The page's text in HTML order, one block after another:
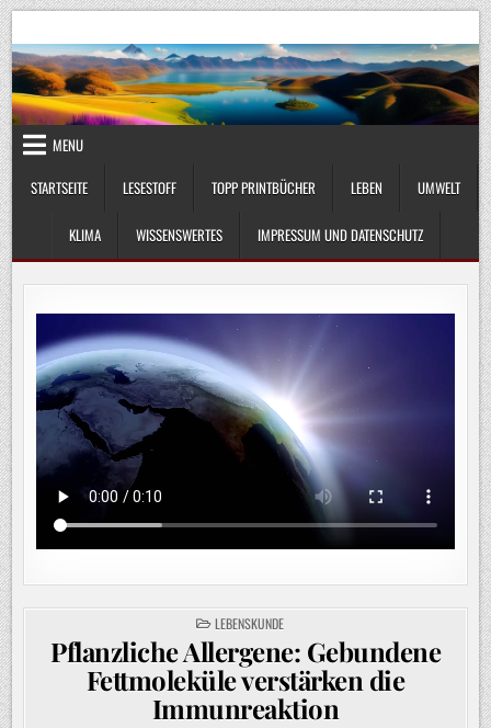
Skip
to
content
UmweltKlima.com
MENU
STARTSEITE
LESESTOFF TOPP PRINTBÜCHER LEBEN UMWELT
KLIMA WISSENSWERTES IMPRESSUM UND DATENSCHUTZ
POSTED
IN
LEBENSKUNDE
Pflanzliche Allergene: Gebundene
Fettmoleküle verstärken die
Immunreaktion